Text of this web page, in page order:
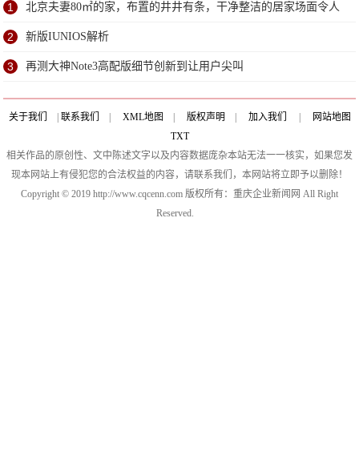
千多
1 北京夫妻80㎡的家，布置的井井有条，干净整洁的居家场面令人
向往
2 新版IUNIOS解析
3 再测大神Note3高配版细节创新到让用户尖叫
关于我们 联系我们 XML地图 版权声明 加入我们
网站地图
TXT
相关作品的原创性、文中陈述文字以及内容数据庞杂本站无法一一核实，如果您发
现本网站上有侵犯您的合法权益的内容，请联系我们，本网站将立即予以删除！
Copyright © 2019 http://www.cqcenn.com 版权所有：重庆企业新闻网 All Right
Reserved.